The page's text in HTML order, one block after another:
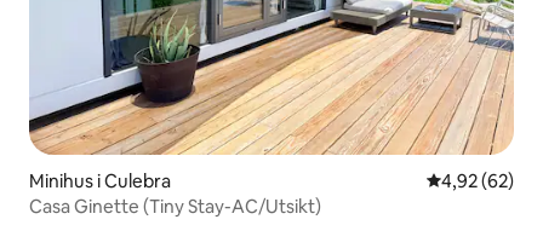
Minihus i Culebra 4,92 av 5 i
4,92 (62)
Casa Ginette (Tiny Stay-AC/Utsikt)